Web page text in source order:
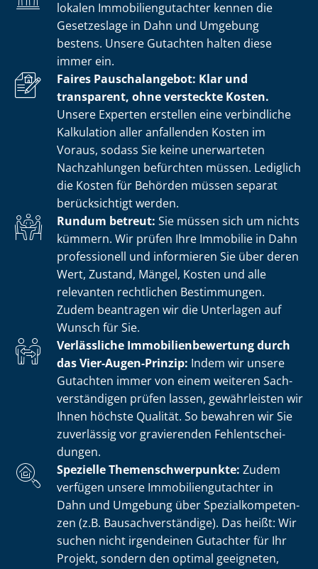
lokalen Im­mo­bi­li­en­gut­ach­ter kennen die
Gesetzeslage in Dahn und Umgebung
bestens. Unsere Gutachten halten diese
immer ein.
Faires Pauschalangebot: Klar und
transparent, ohne versteckte Kosten.
Unsere Experten erstellen eine verbindliche
Kalkulation aller anfallenden Kosten im
Voraus, sodass Sie keine unerwarteten
Nachzahlungen befürchten müssen. Lediglich
die Kosten für Behörden müssen separat
berücksichtigt werden.
Rundum betreut: Sie müssen sich um nichts
kümmern. Wir prüfen Ihre Immobilie in Dahn
professionell und informieren Sie über deren
Wert, Zustand, Mängel, Kosten und alle
relevanten rechtlichen Bestimmungen.
Zudem beantragen wir die Unterlagen auf
Wunsch für Sie.
Verlässliche Im­mo­bi­li­en­be­wer­tung durch
das Vier-Augen-Prinzip: Indem wir unsere
Gutachten immer von einem weiteren Sach­
ver­stän­di­gen prüfen lassen, gewährleisten wir
Ihnen höchste Qualität. So bewahren wir Sie
zuverlässig vor gravierenden Fehl­ent­schei­
dun­gen.
Spezielle The­men­schwer­punk­te: Zudem
verfügen unsere Im­mo­bi­li­en­gut­ach­ter in
Dahn und Umgebung über Spe­zi­al­kom­pe­ten­
zen (z.B. Bau­sach­ver­stän­di­ge). Das heißt: Wir
suchen nicht irgendeinen Gutachter für Ihr
Projekt, sondern den optimal geeigneten,